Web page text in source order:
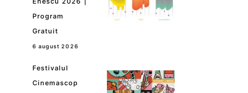
Program
Gratuit
6 august 2026
Festivalul
Cinemascop